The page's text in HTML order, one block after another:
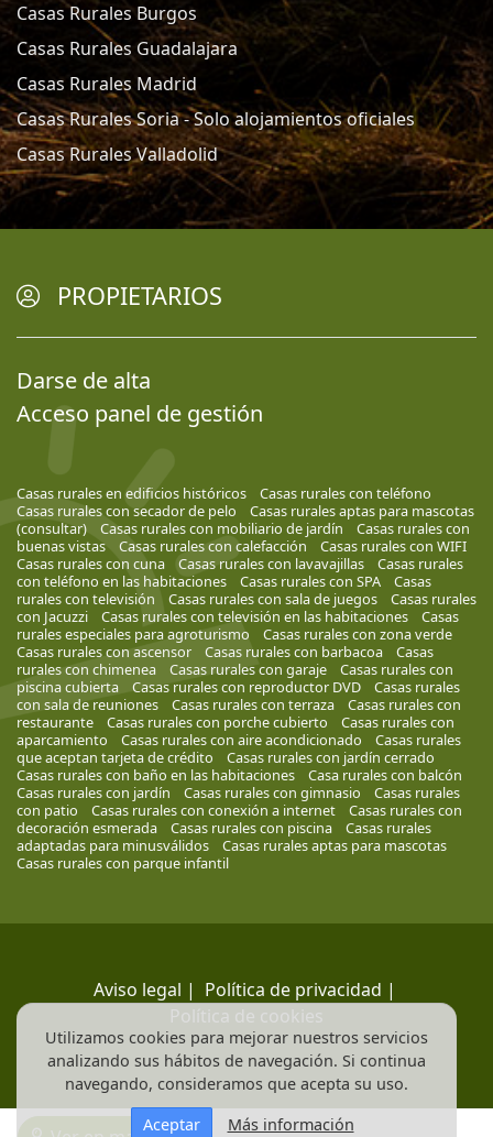
Casas Rurales Burgos
Casas Rurales Guadalajara
Casas Rurales Madrid
Casas Rurales Soria - Solo alojamientos oficiales
Casas Rurales Valladolid
PROPIETARIOS
Darse de alta
Acceso panel de gestión
Casas rurales en edificios históricos
Casas rurales con teléfono
Casas rurales con secador de pelo
Casas rurales aptas para mascotas
(consultar)
Casas rurales con mobiliario de jardín
Casas rurales con
buenas vistas
Casas rurales con calefacción
Casas rurales con WIFI
Casas rurales con cuna
Casas rurales con lavavajillas
Casas rurales
con teléfono en las habitaciones
Casas rurales con SPA
Casas
rurales con televisión
Casas rurales con sala de juegos
Casas rurales
con Jacuzzi
Casas rurales con televisión en las habitaciones
Casas
rurales especiales para agroturismo
Casas rurales con zona verde
Casas rurales con ascensor
Casas rurales con barbacoa
Casas
rurales con chimenea
Casas rurales con garaje
Casas rurales con
piscina cubierta
Casas rurales con reproductor DVD
Casas rurales
con sala de reuniones
Casas rurales con terraza
Casas rurales con
restaurante
Casas rurales con porche cubierto
Casas rurales con
aparcamiento
Casas rurales con aire acondicionado
Casas rurales
que aceptan tarjeta de crédito
Casas rurales con jardín cerrado
Casas rurales con baño en las habitaciones
Casa rurales con balcón
Casas rurales con jardín
Casas rurales con gimnasio
Casas rurales
con patio
Casas rurales con conexión a internet
Casas rurales con
decoración esmerada
Casas rurales con piscina
Casas rurales
adaptadas para minusválidos
Casas rurales aptas para mascotas
Casas rurales con parque infantil
Aviso legal | Política de privacidad |
Política de cookies
Utilizamos cookies para mejorar nuestros servicios
analizando sus hábitos de navegación. Si continua
navegando, consideramos que acepta su uso.
Aceptar
Más información